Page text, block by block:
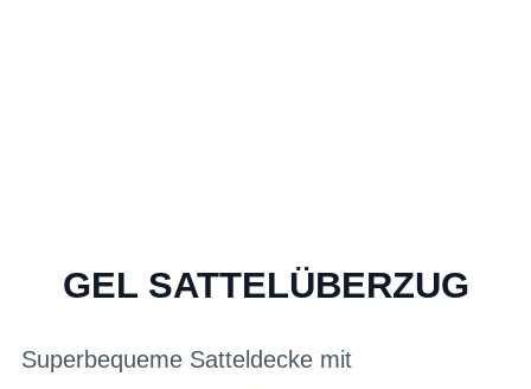
GEL SATTELÜBERZUG
Superbequeme Satteldecke mit